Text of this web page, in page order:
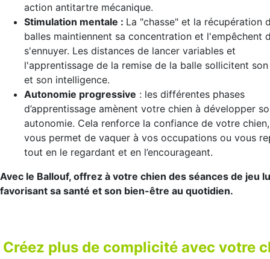
action antitartre mécanique.
Stimulation mentale : La "chasse" et la récupération
balles maintiennent sa concentration et l'empêchent
s'ennuyer. Les distances de lancer variables et
l'apprentissage de la remise de la balle sollicitent
et son intelligence.
Autonomie progressive : les différentes phases
d’apprentissage amènent votre chien à développer
autonomie. Cela renforce la confiance de votre
vous permet de vaquer à vos occupations ou vous
tout en le regardant et en l’encourageant.
Avec le Ballouf, offrez à votre chien des séances de jeu
favorisant sa santé et son bien-être au quotidien.
Créez plus de complicité avec votre